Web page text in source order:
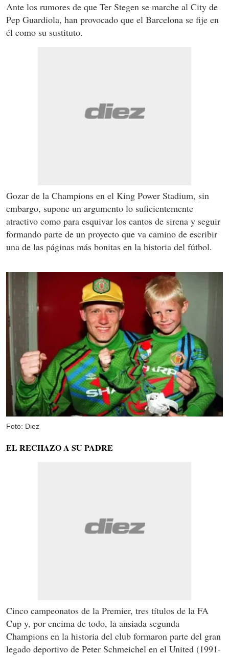
Ante los rumores de que Ter Stegen se marche al City de
Pep Guardiola, han provocado que el Barcelona se fije en
él como su sustituto.
Gozar de la Champions en el King Power Stadium, sin
embargo, supone un argumento lo suficientemente
atractivo como para esquivar los cantos de sirena y seguir
formando parte de un proyecto que va camino de escribir
una de las páginas más bonitas en la historia del fútbol.
Foto: Diez
EL RECHAZO A SU PADRE
Cinco campeonatos de la Premier, tres títulos de la FA
Cup y, por encima de todo, la ansiada segunda
Champions en la historia del club formaron parte del gran
legado deportivo de Peter Schmeichel en el United (1991-